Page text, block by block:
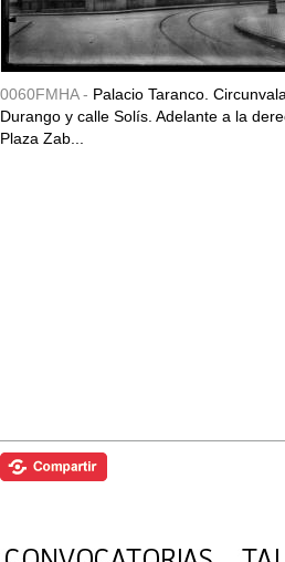
0060FMHA - Palacio Taranco.
Durango y calle Solís. Adelante a la
Plaza Zab...